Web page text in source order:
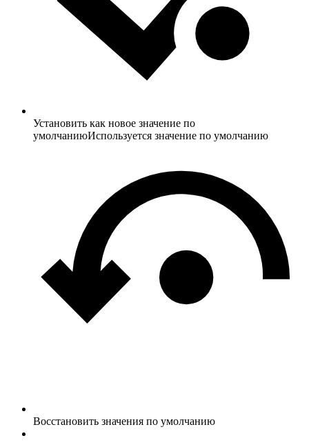
Установить как новое значение по
умолчаниюИспользуется значение по умолчанию
Восстановить значения по умолчанию